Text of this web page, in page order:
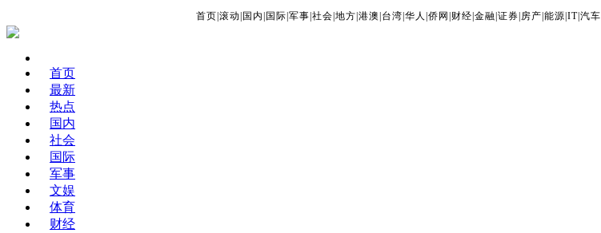
首页 滚动 国内 国际 军事 社会 地方 港澳 台湾 华人 侨网 财经 金融 证券 房产 能源 IT| 汽车
首页
最新
热点
国内
社会
国际
军事
文娱
体育
财经